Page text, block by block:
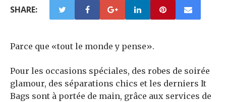
SHARE:
Parce que «tout le monde y pense».
Pour les occasions spéciales, des robes de soirée
glamour, des séparations chics et les derniers It
Bags sont à portée de main, grâce aux services de